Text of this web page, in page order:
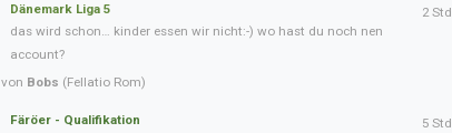
Dänemark Liga 5
das wird schon… kinder essen wir nicht:-) wo hast du noch nen
account?
von Bobs (Fellatio Rom)
2 Std
Färöer - Qualifikation
5 Std